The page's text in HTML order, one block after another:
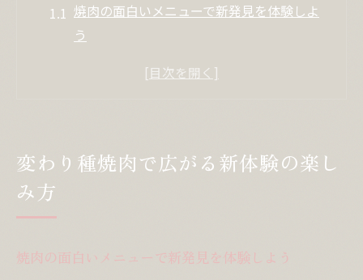
焼肉の面白いメニューで新発見を体験しよ
う
エンタメ焼肉で心に残る食体験を楽しむコ
焼肉 面白いネタが集まる注目ポイントまと
変わり種焼肉で広がる新体験の楽し
み方
焼肉の面白いメニューで新発見を体験しよう